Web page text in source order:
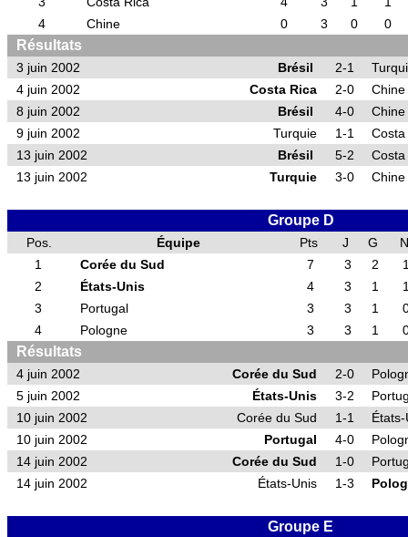
4
Chine 0 3 0 0
Résultats
3 juin 2002 Brésil 2-1
4 juin 2002
Costa Rica 2-0
Chine
8 juin 2002
Brésil 4-0
Chine
9 juin 2002
Turquie 1-1
Costa
13 juin 2002
Brésil 5-2
Costa
13 juin 2002
Turquie 3-0 Chine
Groupe D
Pos. Équipe Pts J G
N
1
Corée du Sud 7 3 2
2
États-Unis 4 3 1
3
Portugal 3 3 1
4
Pologne 3 3 1
Résultats
4 juin 2002 Corée du Sud 2-0
5 juin 2002
États-Unis 3-2
10 juin 2002
Corée du Sud 1-1
10 juin 2002
Portugal 4-0
14 juin 2002
Corée du Sud 1-0
14 juin 2002
États-Unis 1-3
Groupe E